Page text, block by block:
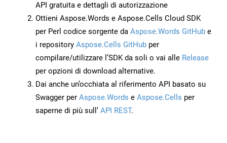
API gratuita e dettagli di autorizzazione
Ottieni Aspose.Words e Aspose.Cells Cloud SDK
per Perl codice sorgente da Aspose.Words GitHub e
i repository Aspose.Cells GitHub per
compilare/utilizzare l’SDK da soli o vai alle Release
per opzioni di download alternative.
Dai anche un’occhiata al riferimento API basato su
Swagger per Aspose.Words e Aspose.Cells per
saperne di più sull’ API REST.